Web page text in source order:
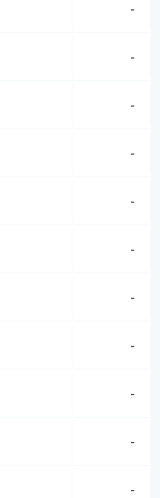
-
-
-
-
-
-
-
-
-
-
-